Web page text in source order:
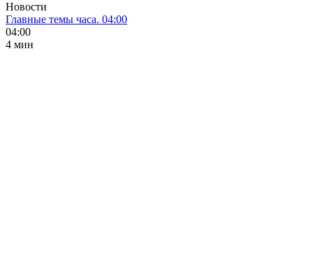
Новости
Главные темы часа. 04:00
04:00
4 мин